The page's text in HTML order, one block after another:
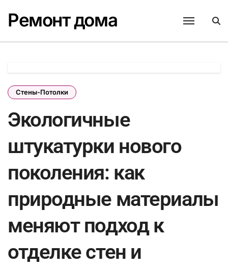
содержанию
Ремонт дома
Стены-Потолки
Экологичные
штукатурки нового
поколения: как
природные материалы
меняют подход к
отделке стен и